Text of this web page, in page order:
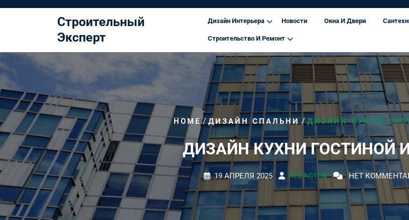
Строительный
Эксперт
Дизайн Интерьера Новости Окна И Двери
Строительство И Ремонт
HOME/ДИЗАЙН СПАЛЬНИ/ДИЗАЙН КУХНИ
ДИЗАЙН КУХНИ ГОСТИНОЙ
19 АПРЕЛЯ 2025 REDACTOR НЕТ